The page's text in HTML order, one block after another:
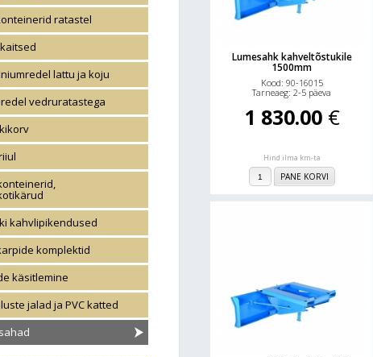
ratastel
lattu ja koju
vedruratastega
kahvlipikendused
komplektid
käsitlemine
jalad ja PVC katted
Lumesahk kahveltõstukile
1500mm
Kood: 90-16015
Tarneaeg: 2-5 päeva
1 830.00 €
Hind ilma km-ta
PANE KORVI